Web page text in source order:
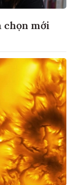
chọn mới